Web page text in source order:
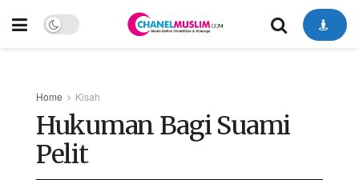
Home Kisah
Hukuman Bagi Suami
Pelit